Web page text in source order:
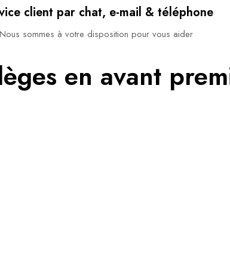
client par chat, e-mail & téléphone​
Nous sommes à votre disposition pour vous aider​
en avant